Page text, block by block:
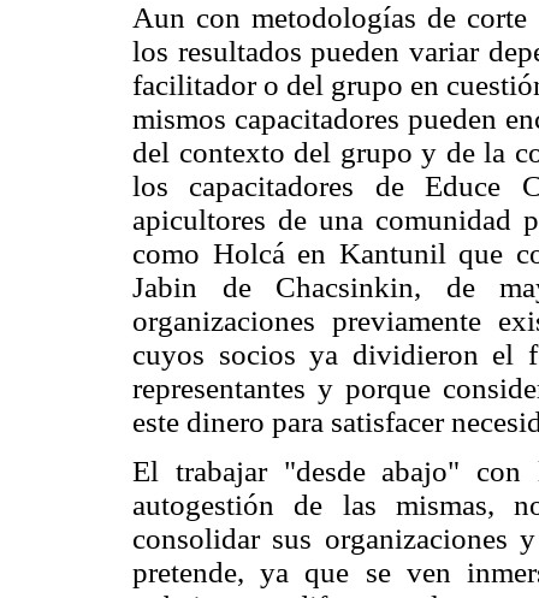
Aun con metodologías de
los resultados pueden variar
facilitador o del grupo en
mismos capacitadores pueden
del contexto del grupo y de la
los capacitadores de Educe
apicultores de una comunidad
como Holcá en Kantunil que
Jabin de Chacsinkin, de
organizaciones previamente
cuyos socios ya dividieron el
representantes y porque
este dinero para satisfacer
El trabajar "desde abajo" con
autogestión de las mismas,
consolidar sus organizaciones
pretende, ya que se ven